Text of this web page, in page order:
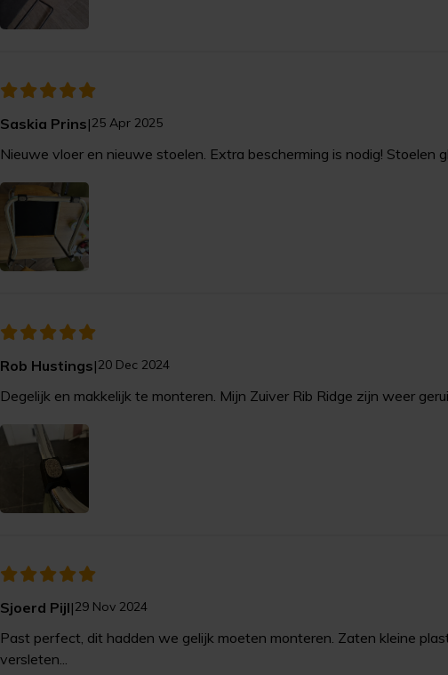
Saskia Prins|25 Apr 2025
Nieuwe vloer en nieuwe stoelen. Extra bescherming is nodig! Stoelen
Rob Hustings|20 Dec 2024
Degelijk en makkelijk te monteren. Mijn Zuiver Rib Ridge zijn weer
Sjoerd Pijl|29 Nov 2024
Past perfect, dit hadden we gelijk moeten monteren. Zaten kleine
versleten...